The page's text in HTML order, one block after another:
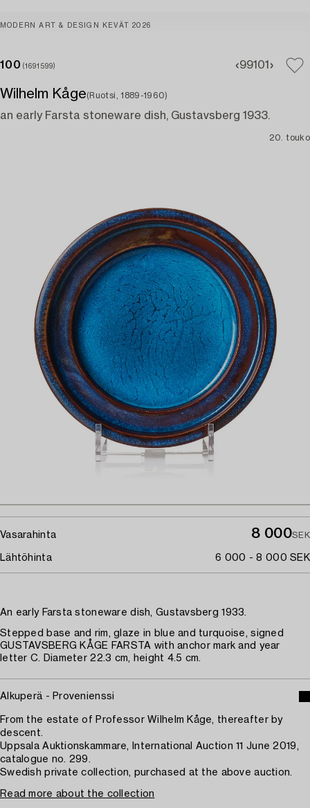
MODERN ART & DESIGN KEVÄT 2026
100 (1691599) 99101
Wilhelm Kåge(Ruotsi, 1889-1960)
an early Farsta stoneware dish, Gustavsberg 1933.
20. touko
Vasarahinta 8 000SEK
Lähtöhinta 6 000 - 8 000 SEK
An early Farsta stoneware dish, Gustavsberg 1933.
Stepped base and rim, glaze in blue and turquoise, signed
GUSTAVSBERG KÅGE FARSTA with anchor mark and year
letter C. Diameter 22.3 cm, height 4.5 cm.
Alkuperä - Provenienssi
From the estate of Professor Wilhelm Kåge, thereafter by
descent.
Uppsala Auktionskammare, International Auction 11 June 2019,
catalogue no. 299.
Swedish private collection, purchased at the above auction.
Read more about the collection